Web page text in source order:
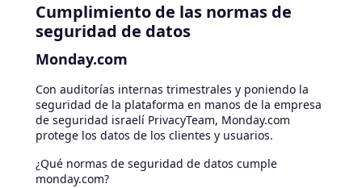
Cumplimiento de las normas de
seguridad de datos
Monday.com
Con auditorías internas trimestrales y poniendo la
seguridad de la plataforma en manos de la empresa
de seguridad israelí PrivacyTeam, Monday.com
protege los datos de los clientes y usuarios.
¿Qué normas de seguridad de datos cumple
monday.com?